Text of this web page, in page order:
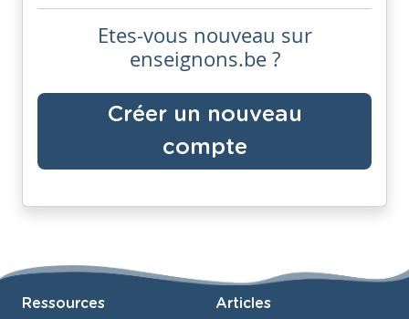
Etes-vous nouveau sur
enseignons.be ?
Créer un nouveau
compte
Ressources Articles